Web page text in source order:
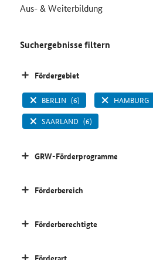
Aus- & Weiterbildung
Suchergebnisse filtern
Fördergebiet
BERLIN (6) HAMBURG
SAARLAND (6)
GRW-Förderprogramme
Förderbereich
Förderberechtigte